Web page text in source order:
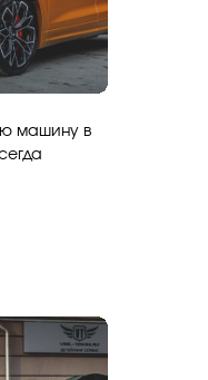
машину в